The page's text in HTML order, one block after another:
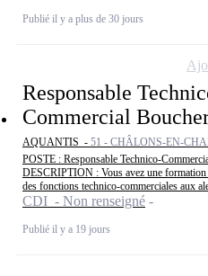
Publié il y a plus de 30 jours
Responsable
Commercial
AQUANTIS - 51 - CHÂLONS-EN-
POSTE : Responsable Technico-
DESCRIPTION : Vous avez une formation
des fonctions technico-commerciales aux
CDI - Non renseigné
Publié il y a 19 jours